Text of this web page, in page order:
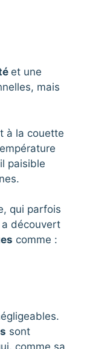
et une
mais
à la couette
paisible
qui parfois
découvert
comme :
sont